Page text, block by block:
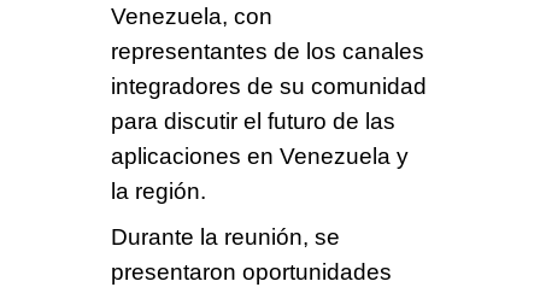
Venezuela, con
representantes de los canales
integradores de su comunidad
para discutir el futuro de las
aplicaciones en Venezuela y
la región.
Durante la reunión, se
presentaron oportunidades